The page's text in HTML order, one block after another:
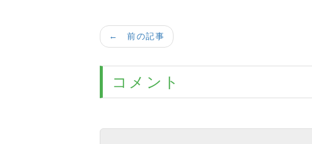
← 前の記事
コメント